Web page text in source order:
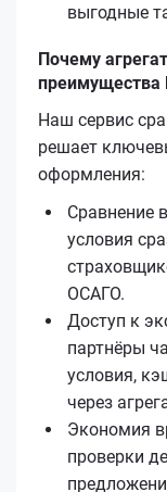
выгодные
Почему
преимущества
Наш сервис
решает
оформления:
Сравнение
условия
ОСАГО.
Доступ к
партнёры
условия,
через
Экономия
проверки